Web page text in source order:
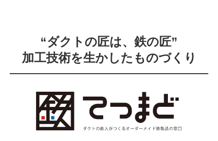
“ダクトの匠は、鉄の匠”
加工技術を生かしたものづくり